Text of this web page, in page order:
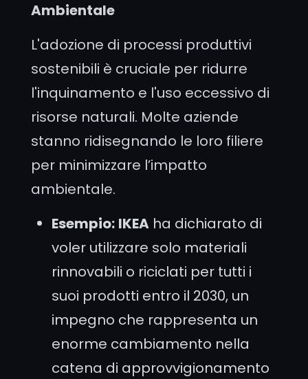
Ambientale
L'adozione di processi produttivi
sostenibili è cruciale per ridurre
l'inquinamento e l'uso eccessivo di
risorse naturali. Molte aziende
stanno ridisegnando le loro filiere
per minimizzare l’impatto
ambientale.
Esempio: IKEAha dichiarato di
voler utilizzare solo materiali
rinnovabili o riciclati per tutti i
suoi prodotti entro il 2030, un
impegno che rappresenta un
enorme cambiamento nella
catena di approvvigionamento